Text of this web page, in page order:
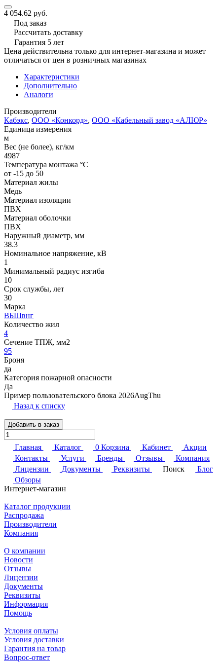
4 054.62 руб.
Под заказ
Рассчитать доставку
Гарантия 5 лет
Цена действительна только для интернет-магазина и может
отличаться от цен в розничных магазинах
Характеристики
Дополнительно
Аналоги
Производители
Кабэкс, ООО «Конкорд», ООО «Кабельный завод «АЛЮР»
Единица измерения
м
Вес (не более), кг/км
4987
Температура монтажа °C
от -15 до 50
Материал жилы
Медь
Материал изоляции
ПВХ
Материал оболочки
ПВХ
Наружный диаметр, мм
38.3
Номинальное напряжение, кВ
1
Минимальный радиус изгиба
10
Срок службы, лет
30
Марка
ВБШвнг
Количество жил
4
Сечение ТПЖ, мм2
95
Броня
да
Категория пожарной опасности
Да
Пример пользовательского блока 2026AugThu
Назад к списку
Добавить в заказ
Главная Каталог 0 Корзина Кабинет
Акции
Контакты
Услуги Бренды Отзывы
Компания
Лицензии
Документы Реквизиты Поиск
Блог
Обзоры
Интернет-магазин
Каталог продукции
Распродажа
Производители
Компания
О компании
Новости
Отзывы
Лицензии
Документы
Реквизиты
Информация
Помощь
Условия оплаты
Условия доставки
Гарантия на товар
Вопрос-ответ